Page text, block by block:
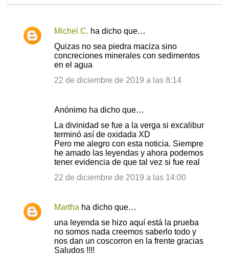
C
Michel C. ha dicho que…
Quizas no sea piedra maciza sino
concreciones minerales con sedimentos
en el agua
22 de diciembre de 2019 a las 8:14
Anónimo ha dicho que…
La divinidad se fue a la verga si excalibur
terminó así de oxidada XD
Pero me alegro con esta noticia. Siempre
he amado las leyendas y ahora podemos
tener evidencia de que tal vez si fue real
22 de diciembre de 2019 a las 14:00
Martha ha dicho que…
una leyenda se hizo aquí está la prueba
no somos nada creemos saberlo todo y
nos dan un coscorron en la frente gracias
Saludos !!!!